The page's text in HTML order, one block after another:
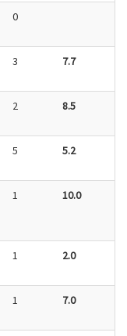
0
3 7.7
2 8.5
5 5.2
1 10.0
1 2.0
1 7.0